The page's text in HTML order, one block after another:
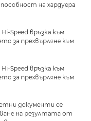
на хардуера
Speed връзка към
за прехвърляне към
Speed връзка към
за прехвърляне към
документи се
на резултата от